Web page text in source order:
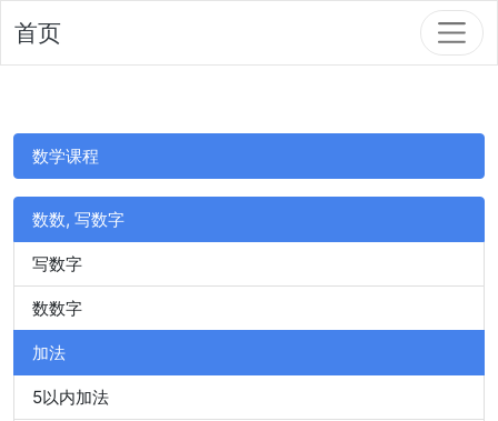
首页
数学课程
数数, 写数字
写数字
数数字
加法
5以内加法